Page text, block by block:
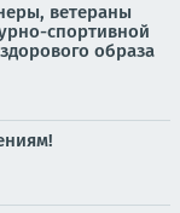
ветераны
спортивной
образа